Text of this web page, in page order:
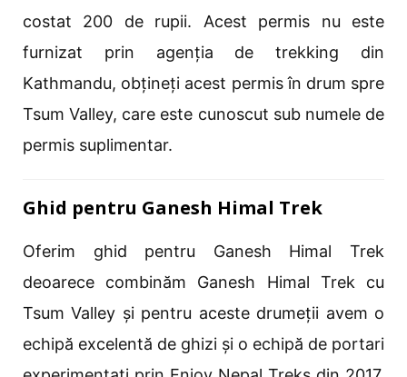
costat 200 de rupii. Acest permis nu este
furnizat prin agenția de trekking din
Kathmandu, obțineți acest permis în drum spre
Tsum Valley, care este cunoscut sub numele de
permis suplimentar.
Ghid pentru Ganesh Himal Trek
Oferim ghid pentru Ganesh Himal Trek
deoarece combinăm Ganesh Himal Trek cu
Tsum Valley și pentru aceste drumeții avem o
echipă excelentă de ghizi și o echipă de portari